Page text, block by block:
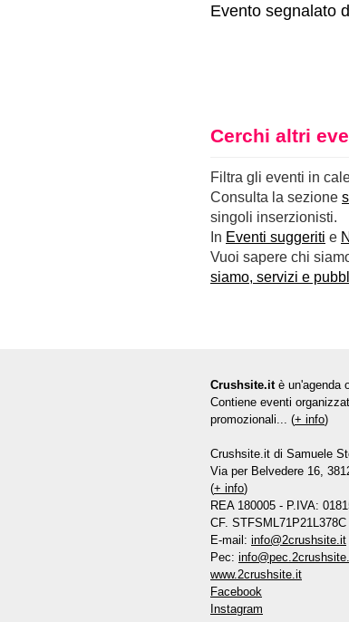
Evento segnalato
Cerchi altri
Filtra gli eventi in
Consulta la sezione
singoli inserzionisti.
In Eventi suggeriti e
Vuoi sapere chi
siamo, servizi e
Crushsite.it è un'agenda
Contiene eventi
promozionali... (+ info)
Crushsite.it di Samuele
Via per Belvedere 16,
(+ info)
REA 180005 - P.IVA:
CF. STFSML71P21L378C
E-mail: info@2crushsite.it
Pec:
www.2crushsite.it
Facebook
Instagram